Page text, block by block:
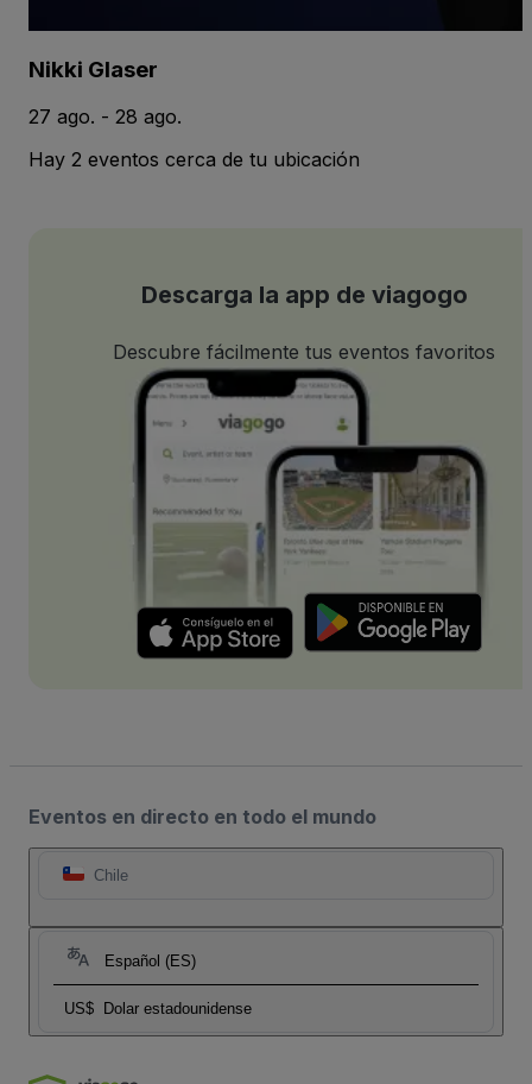
Nikki Glaser
27 ago. - 28 ago.
Hay 2 eventos cerca de tu ubicación
Descarga la app de viagogo
Descubre fácilmente tus eventos favoritos
Eventos en directo en todo el mundo
Chile
Español (ES)
US$ Dolar estadounidense